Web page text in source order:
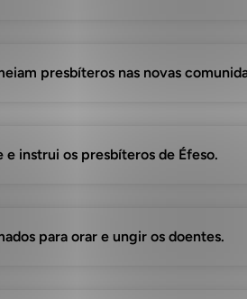
presbíteros nas novas
e instrui os presbíteros de Éfeso.
para orar e ungir os doentes.